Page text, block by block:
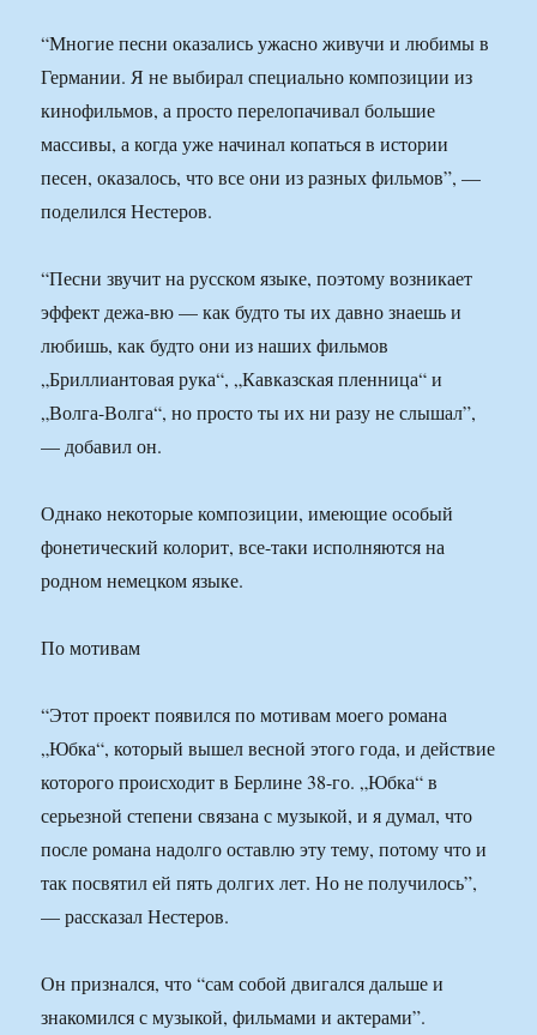
“Многие песни оказались ужасно живучи и любимы в
Германии. Я не выбирал специально композиции из
кинофильмов, а просто перелопачивал большие
массивы, а когда уже начинал копаться в истории
песен, оказалось, что все они из разных фильмов”, —
поделился Нестеров.
“Песни звучит на русском языке, поэтому возникает
эффект дежа-вю — как будто ты их давно знаешь и
любишь, как будто они из наших фильмов
„Бриллиантовая рука“, „Кавказская пленница“ и
„Волга-Волга“, но просто ты их ни разу не слышал”,
— добавил он.
Однако некоторые композиции, имеющие особый
фонетический колорит, все-таки исполняются на
родном немецком языке.
По мотивам
“Этот проект появился по мотивам моего романа
„Юбка“, который вышел весной этого года, и действие
которого происходит в Берлине 38-го. „Юбка“ в
серьезной степени связана с музыкой, и я думал, что
после романа надолго оставлю эту тему, потому что и
так посвятил ей пять долгих лет. Но не получилось”,
— рассказал Нестеров.
Он признался, что “сам собой двигался дальше и
знакомился с музыкой, фильмами и актерами”.